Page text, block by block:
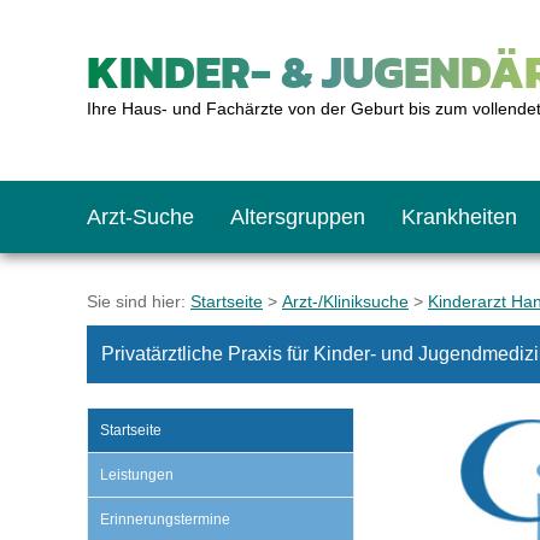
KINDER- &
Ihre Haus- und Fachärzte von der Geburt bis zum
Arzt-Suche Altersgruppen
Das erste Jahr
Schulkinder
Krankheiten
Baby: U1 bis U6
Schulkind: U10 bis
Impfkalender
Was muss man
Notrufnummern
Hausapotheke
Notdienste
Gesundheitsämter
BMI-Rechner
Blutdruckrechner
Sie sind hier: Startseite > Arzt-/Kliniksuche > Kinderarzt
Privatärztliche Praxis für Kinder- und
Startseite
Leistungen
Erinnerungstermine